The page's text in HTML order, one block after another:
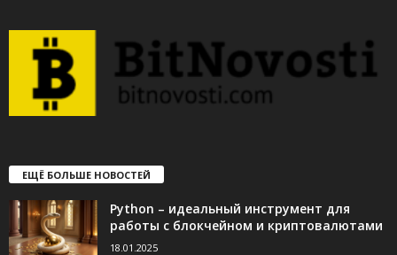
ЕЩЁ БОЛЬШЕ НОВОСТЕЙ
Python – идеальный инструмент для
работы с блокчейном и криптовалютами
18.01.2025